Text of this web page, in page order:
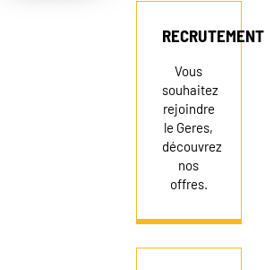
RECRUTEMENT
Vous
souhaitez
rejoindre
le Geres,
découvrez
nos
offres.